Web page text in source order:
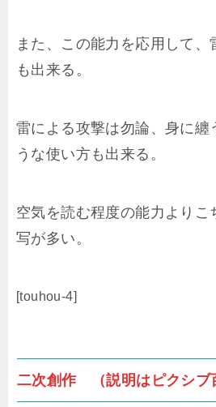
また、この能力を応用して
も出来る。
雷による攻撃は勿論、身に纏
うな使い方も出来る。
空気を読む程度の能力より
写が多い。
[touhou-4]
二次創作 （説明はピクシブ